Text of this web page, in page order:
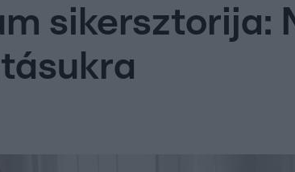
sikersztorija: